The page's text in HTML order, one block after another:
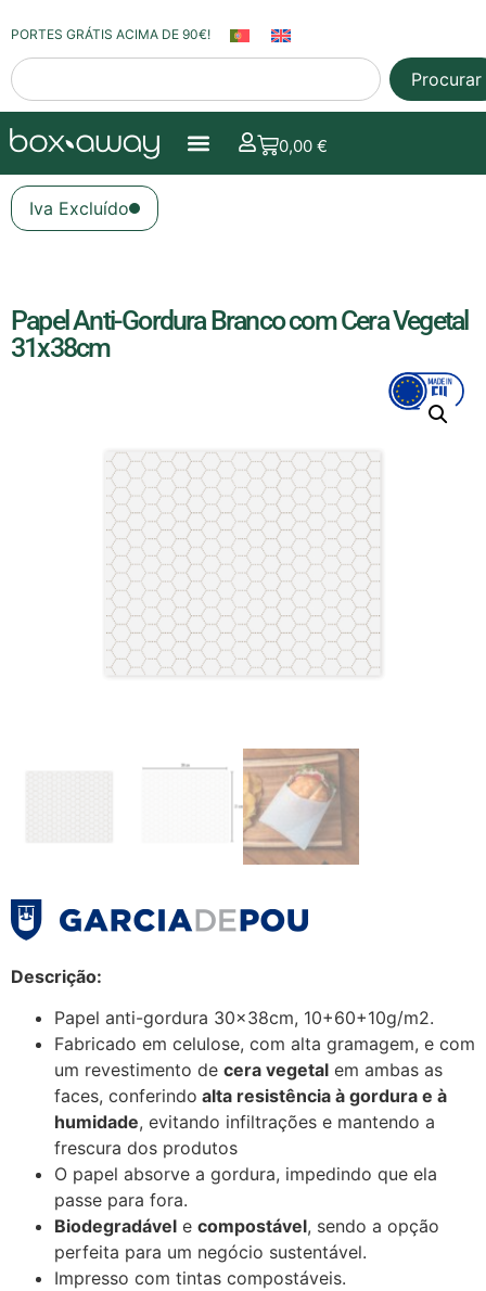
PORTES GRÁTIS ACIMA DE 90€!
Procurar
0,00€
Iva Excluído
Papel Anti-Gordura Branco com Cera Vegetal
31x38cm
Descrição:
Papel anti-gordura 30x38cm, 10+60+10g/m2.
Fabricado em celulose, com alta gramagem, e com
um revestimento de cera vegetal em ambas as
faces, conferindo alta resistência à gordura e à
humidade, evitando infiltrações e mantendo a
frescura dos produtos
O papel absorve a gordura, impedindo que ela
passe para fora.
Biodegradável e compostável, sendo a opção
perfeita para um negócio sustentável.
Impresso com tintas compostáveis.